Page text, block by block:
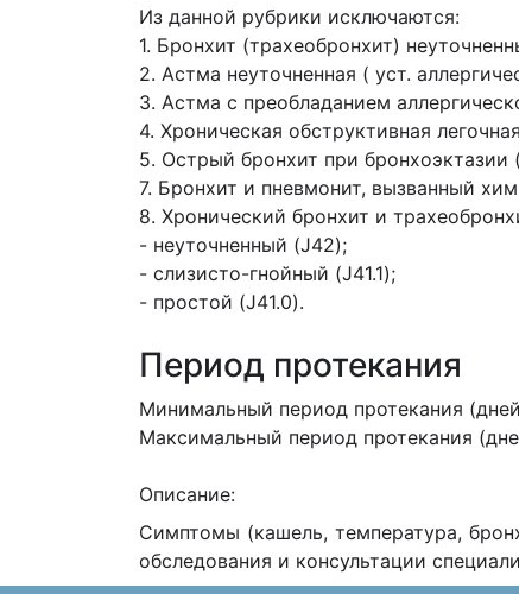
Из данной рубрики исключаются:
1. Бронхит (трахеобронхит)
2. Астма неуточненная ( уст.
3. Астма с преобладанием
4. Хроническая обструктивная
5. Острый бронхит при бронхоэктазии
7. Бронхит и пневмонит, вызванный
8. Хронический бронхит и
- неуточненный (J42);
- слизисто-гнойный (J41.1);
- простой (J41.0).
Период протекания
Минимальный период протекания
Максимальный период протекания
Описание:
Симптомы (кашель, температура,
обследования и консультации